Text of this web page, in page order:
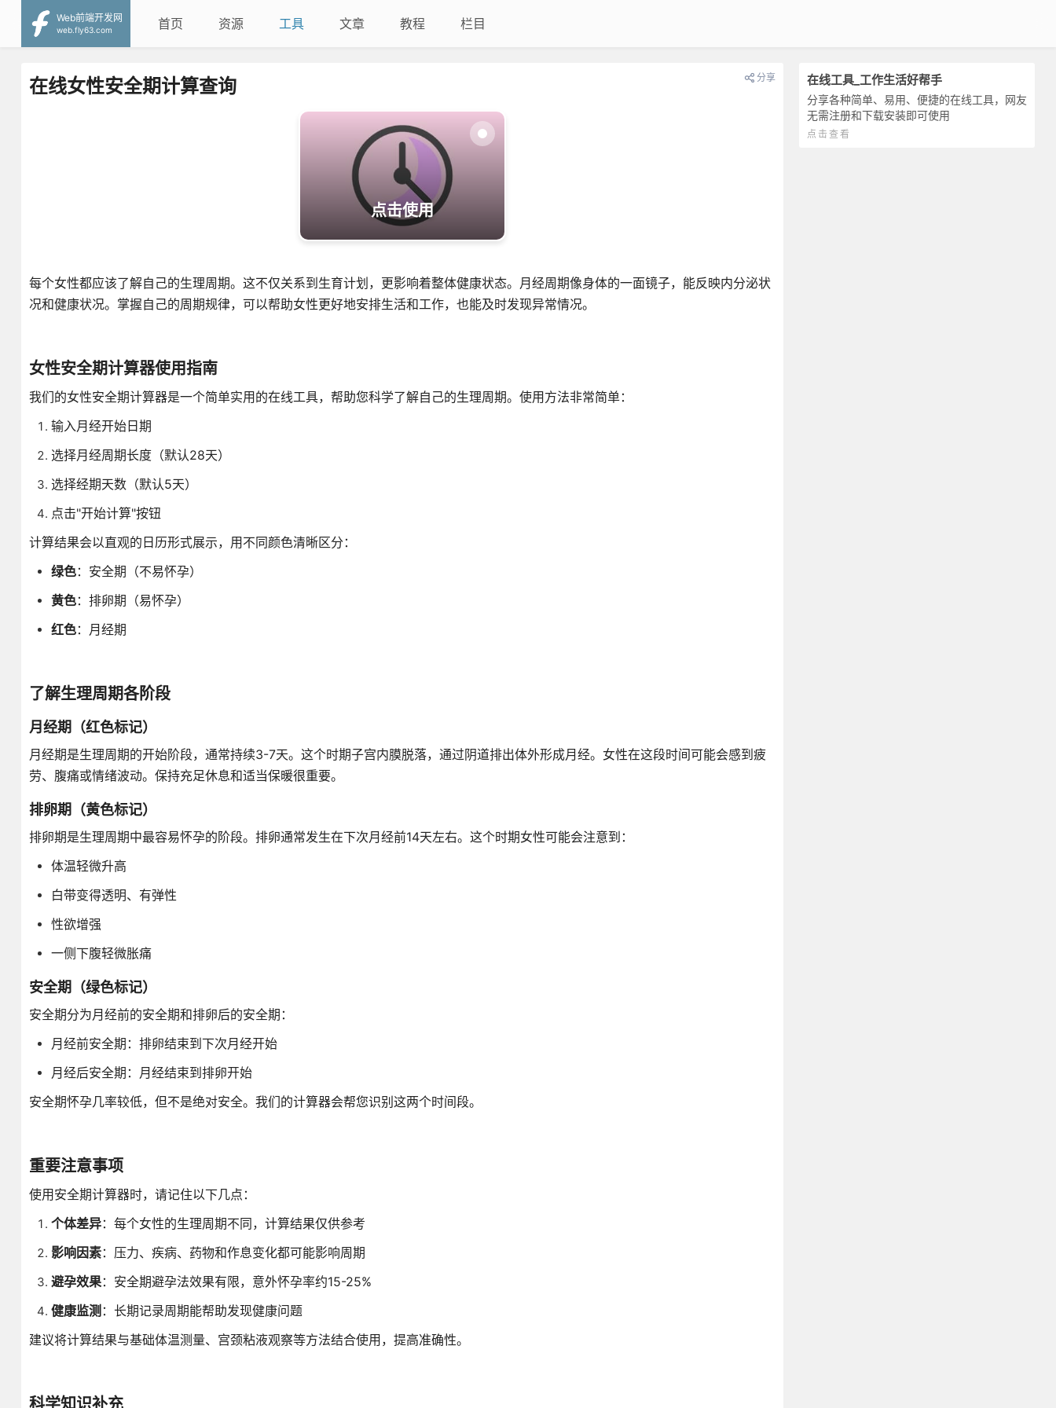
Web前端开发网
web.fly63.com
首页 资源 工具 文章 教程 栏目
在线工具_工作生活好帮手
分享各种简单、易用、便捷的在线工具，网友
无需注册和下载安装即可使用
点击查看
在线女性安全期计算查询 分享
点击使用
每个女性都应该了解自己的生理周期。这不仅关系到生育计划，更影响着整体健康状态。月经周期像身体的一面镜子，能反映内分泌状
况和健康状况。掌握自己的周期规律，可以帮助女性更好地安排生活和工作，也能及时发现异常情况。
女性安全期计算器使用指南
我们的女性安全期计算器是一个简单实用的在线工具，帮助您科学了解自己的生理周期。使用方法非常简单：
输入月经开始日期
选择月经周期长度（默认28天）
选择经期天数（默认5天）
点击"开始计算"按钮
计算结果会以直观的日历形式展示，用不同颜色清晰区分：
绿色：安全期（不易怀孕）
黄色：排卵期（易怀孕）
红色：月经期
了解生理周期各阶段
月经期（红色标记）
月经期是生理周期的开始阶段，通常持续3-7天。这个时期子宫内膜脱落，通过阴道排出体外形成月经。女性在这段时间可能会感到疲
劳、腹痛或情绪波动。保持充足休息和适当保暖很重要。
排卵期（黄色标记）
排卵期是生理周期中最容易怀孕的阶段。排卵通常发生在下次月经前14天左右。这个时期女性可能会注意到：
体温轻微升高
白带变得透明、有弹性
性欲增强
一侧下腹轻微胀痛
安全期（绿色标记）
安全期分为月经前的安全期和排卵后的安全期：
月经前安全期：排卵结束到下次月经开始
月经后安全期：月经结束到排卵开始
安全期怀孕几率较低，但不是绝对安全。我们的计算器会帮您识别这两个时间段。
重要注意事项
使用安全期计算器时，请记住以下几点：
个体差异：每个女性的生理周期不同，计算结果仅供参考
影响因素：压力、疾病、药物和作息变化都可能影响周期
避孕效果：安全期避孕法效果有限，意外怀孕率约15-25%
健康监测 ：长期记录周期能帮助发现健康问题
建议将计算结果与基础体温测量、宫颈粘液观察等方法结合使用，提高准确性。
科学知识补充